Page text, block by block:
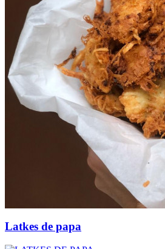
Latkes de papa